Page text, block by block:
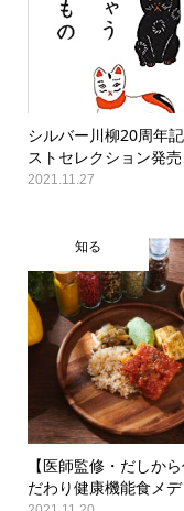
シルバー川柳20周年
ストセレクション発
2021.11.27
知る
【医師監修・だしか
だわり健康機能食メ